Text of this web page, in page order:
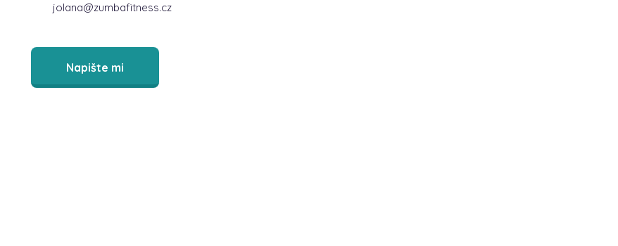
jolana@zumbafitness.cz
Napište mi